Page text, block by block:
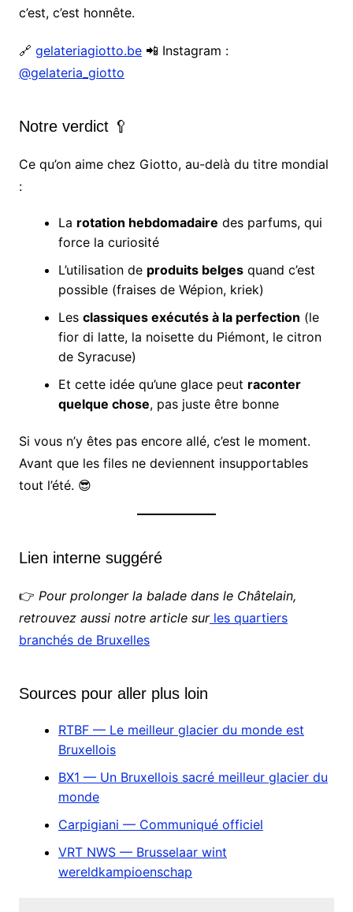
c’est, c’est honnête.
🔗 gelateriagiotto.be📲 Instagram :
@gelateria_giotto
Notre verdict 🥄
Ce qu’on aime chez Giotto, au-delà du titre mondial
:
La rotation hebdomadaire des parfums, qui
force la curiosité
L’utilisation de produits belgesquand c’est
possible (fraises de Wépion, kriek)
Les classiques exécutés à la perfection (le
fior di latte, la noisette du Piémont, le citron
de Syracuse)
Et cette idée qu’une glace peut raconter
quelque chose, pas juste être bonne
Si vous n’y êtes pas encore allé, c’est le moment.
Avant que les files ne deviennent insupportables
tout l’été. 😎
Lien interne suggéré
👉 Pour prolonger la balade dans le Châtelain,
retrouvez aussi notre article sur les quartiers
branchés de Bruxelles
Sources pour aller plus loin
RTBF — Le meilleur glacier du monde est
Bruxellois
BX1 — Un Bruxellois sacré meilleur glacier du
monde
Carpigiani — Communiqué officiel
VRT NWS — Brusselaar wint
wereldkampioenschap